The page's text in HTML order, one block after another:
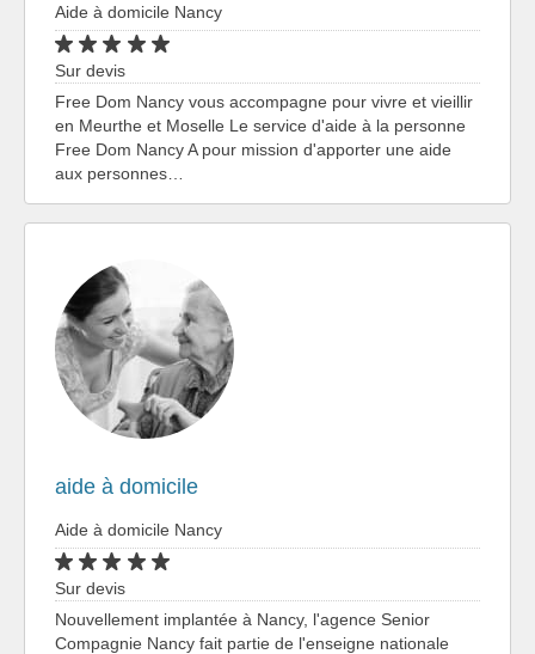
Aide à domicile Nancy
Sur devis
Free Dom Nancy vous accompagne pour vivre et vieillir
en Meurthe et Moselle Le service d'aide à la personne
Free Dom Nancy A pour mission d'apporter une aide
aux personnes…
aide à domicile
Aide à domicile Nancy
Sur devis
Nouvellement implantée à Nancy, l'agence Senior
Compagnie Nancy fait partie de l'enseigne nationale